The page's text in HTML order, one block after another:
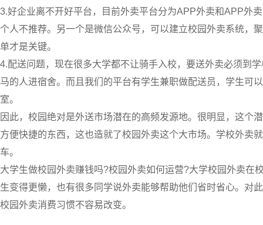
3.好企业离不开好平台 ，目前外卖平台分为APP外卖和APP外
个人不推荐。另一个是微信公众号，可以建立校园外卖系统，
单才是关键。
4.配送问题 ，现在很多大学都不让骑手入校，要送外卖必须到
马的人进宿舍。而且我们的平台有学生兼职做配送员，学生可
室。
因此，校园绝对是外送市场潜在的高频发源地。很明显，这个
方便快捷的东西，这也造就了校园外卖这个大市场。 学校外卖
车。
大学生做校园外卖赚钱吗?校园外卖如何运营?大学校园外卖在
生变得更懒，也有很多同学说外卖能够帮助他们省时省心。对
校园外卖消费习惯不容易改变。